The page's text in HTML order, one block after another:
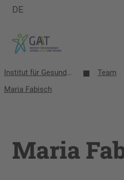
DE
Institut für Gesundheit, Altern, Arbeit und Technik (GAT) Team
Maria Fabisch
Maria